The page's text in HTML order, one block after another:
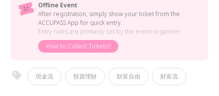
Offline Event
After registration, simply show your ticket from the
ACCUPASS App for quick entry.
Entry rules are primarily set by the event organizer.
How to Collect Tickets?
現金流 投資理財 財富自由 財富流